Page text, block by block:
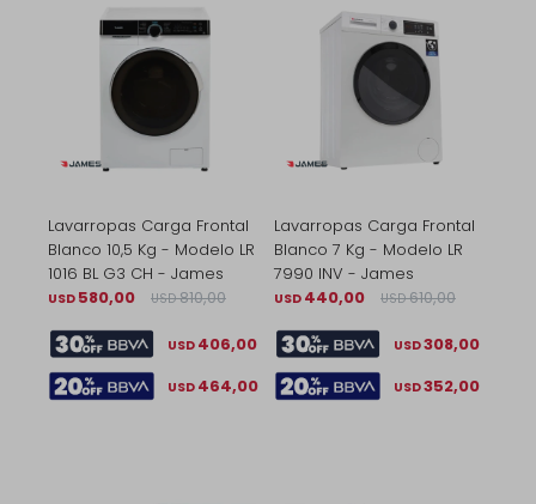
Lavarropas Carga Frontal
Blanco 10,5 Kg - Modelo LR
1016 BL G3 CH - James
USD 580,00 USD 810,00
USD 406,00
USD 464,00
Lavarropas Carga Frontal
Blanco 7 Kg - Modelo LR
7990 INV - James
USD 440,00 USD 610,00
USD308,00
USD352,00